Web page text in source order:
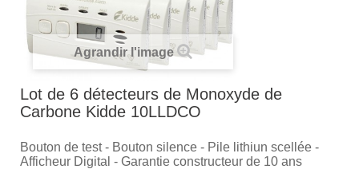
Agrandir l'image
Lot de 6 détecteurs de Monoxyde de
Carbone Kidde 10LLDCO
Bouton de test - Bouton silence - Pile lithiun scellée -
Afficheur Digital - Garantie constructeur de 10 ans